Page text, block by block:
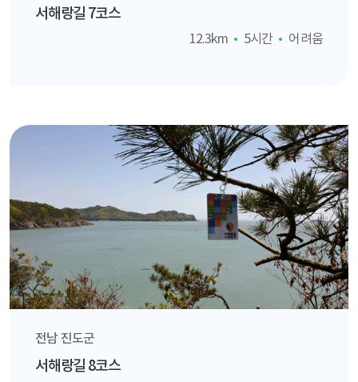
서해랑길 7코스
12.3km 5시간 어려움
전남 진도군
서해랑길 8코스